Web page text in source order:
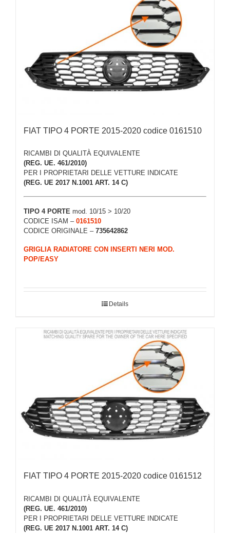
FIAT TIPO 4 PORTE 2015-2020 codice 0161510
RICAMBI DI QUALITÀ EQUIVALENTE
(REG. UE. 461/2010)
PER I PROPRIETARI DELLE VETTURE INDICATE
(REG. UE 2017 N.1001 ART. 14 C)
TIPO 4 PORTE mod. 10/15 > 10/20
CODICE ISAM – 0161510
CODICE ORIGINALE – 735642862
GRIGLIA RADIATORE CON INSERTI NERI MOD.
POP/EASY
Details
FIAT TIPO 4 PORTE 2015-2020 codice 0161512
RICAMBI DI QUALITÀ EQUIVALENTE
(REG. UE. 461/2010)
PER I PROPRIETARI DELLE VETTURE INDICATE
(REG. UE 2017 N.1001 ART. 14 C)